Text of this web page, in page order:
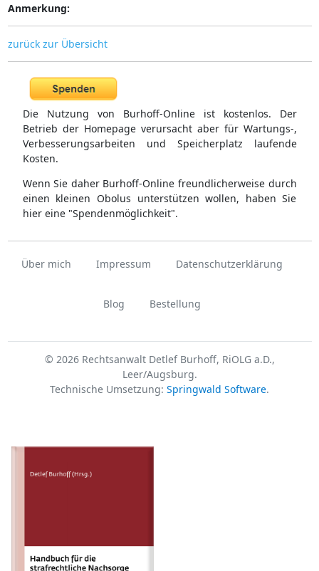
Anmerkung:
zurück zur Übersicht
Die Nutzung von Burhoff-Online ist kostenlos. Der
Betrieb der Homepage verursacht aber für Wartungs-,
Verbesserungsarbeiten und Speicherplatz laufende
Kosten.
Wenn Sie daher Burhoff-Online freundlicherweise durch
einen kleinen Obolus unterstützen wollen, haben Sie
hier eine "Spendenmöglichkeit".
Über mich Impressum Datenschutzerklärung
Blog Bestellung
© 2026 Rechtsanwalt Detlef Burhoff, RiOLG a.D.,
Leer/Augsburg.
Technische Umsetzung: Springwald Software.